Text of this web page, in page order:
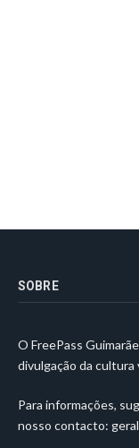
SOBRE
O FreePass
divulgação da cultura
Para informações,
nosso contacto: